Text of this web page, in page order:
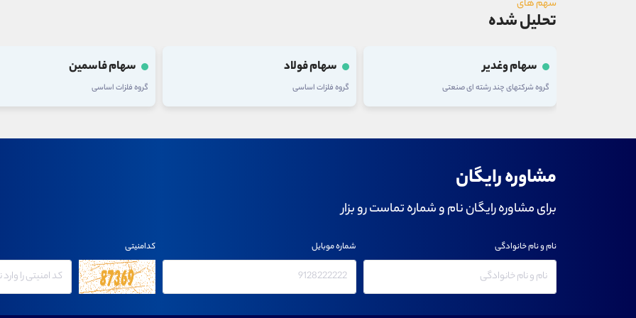
سهم های
تحلیل شده
سهام وغدیر
گروه شرکتهای چند رشته ای صنعتی
سهام فولاد
گروه فلزات اساسی
سهام فاسمین
گروه فلزات اساسی
مشاوره رایگان
برای مشاوره رایگان نام و شماره تماست رو بزار
نام و نام خانوادگی شماره موبایل کدامنیتی